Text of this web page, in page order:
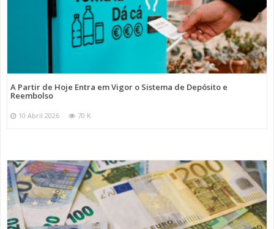
A Partir de Hoje Entra em Vigor o Sistema de Depósito e
Reembolso
10 Abril 2026 70 K